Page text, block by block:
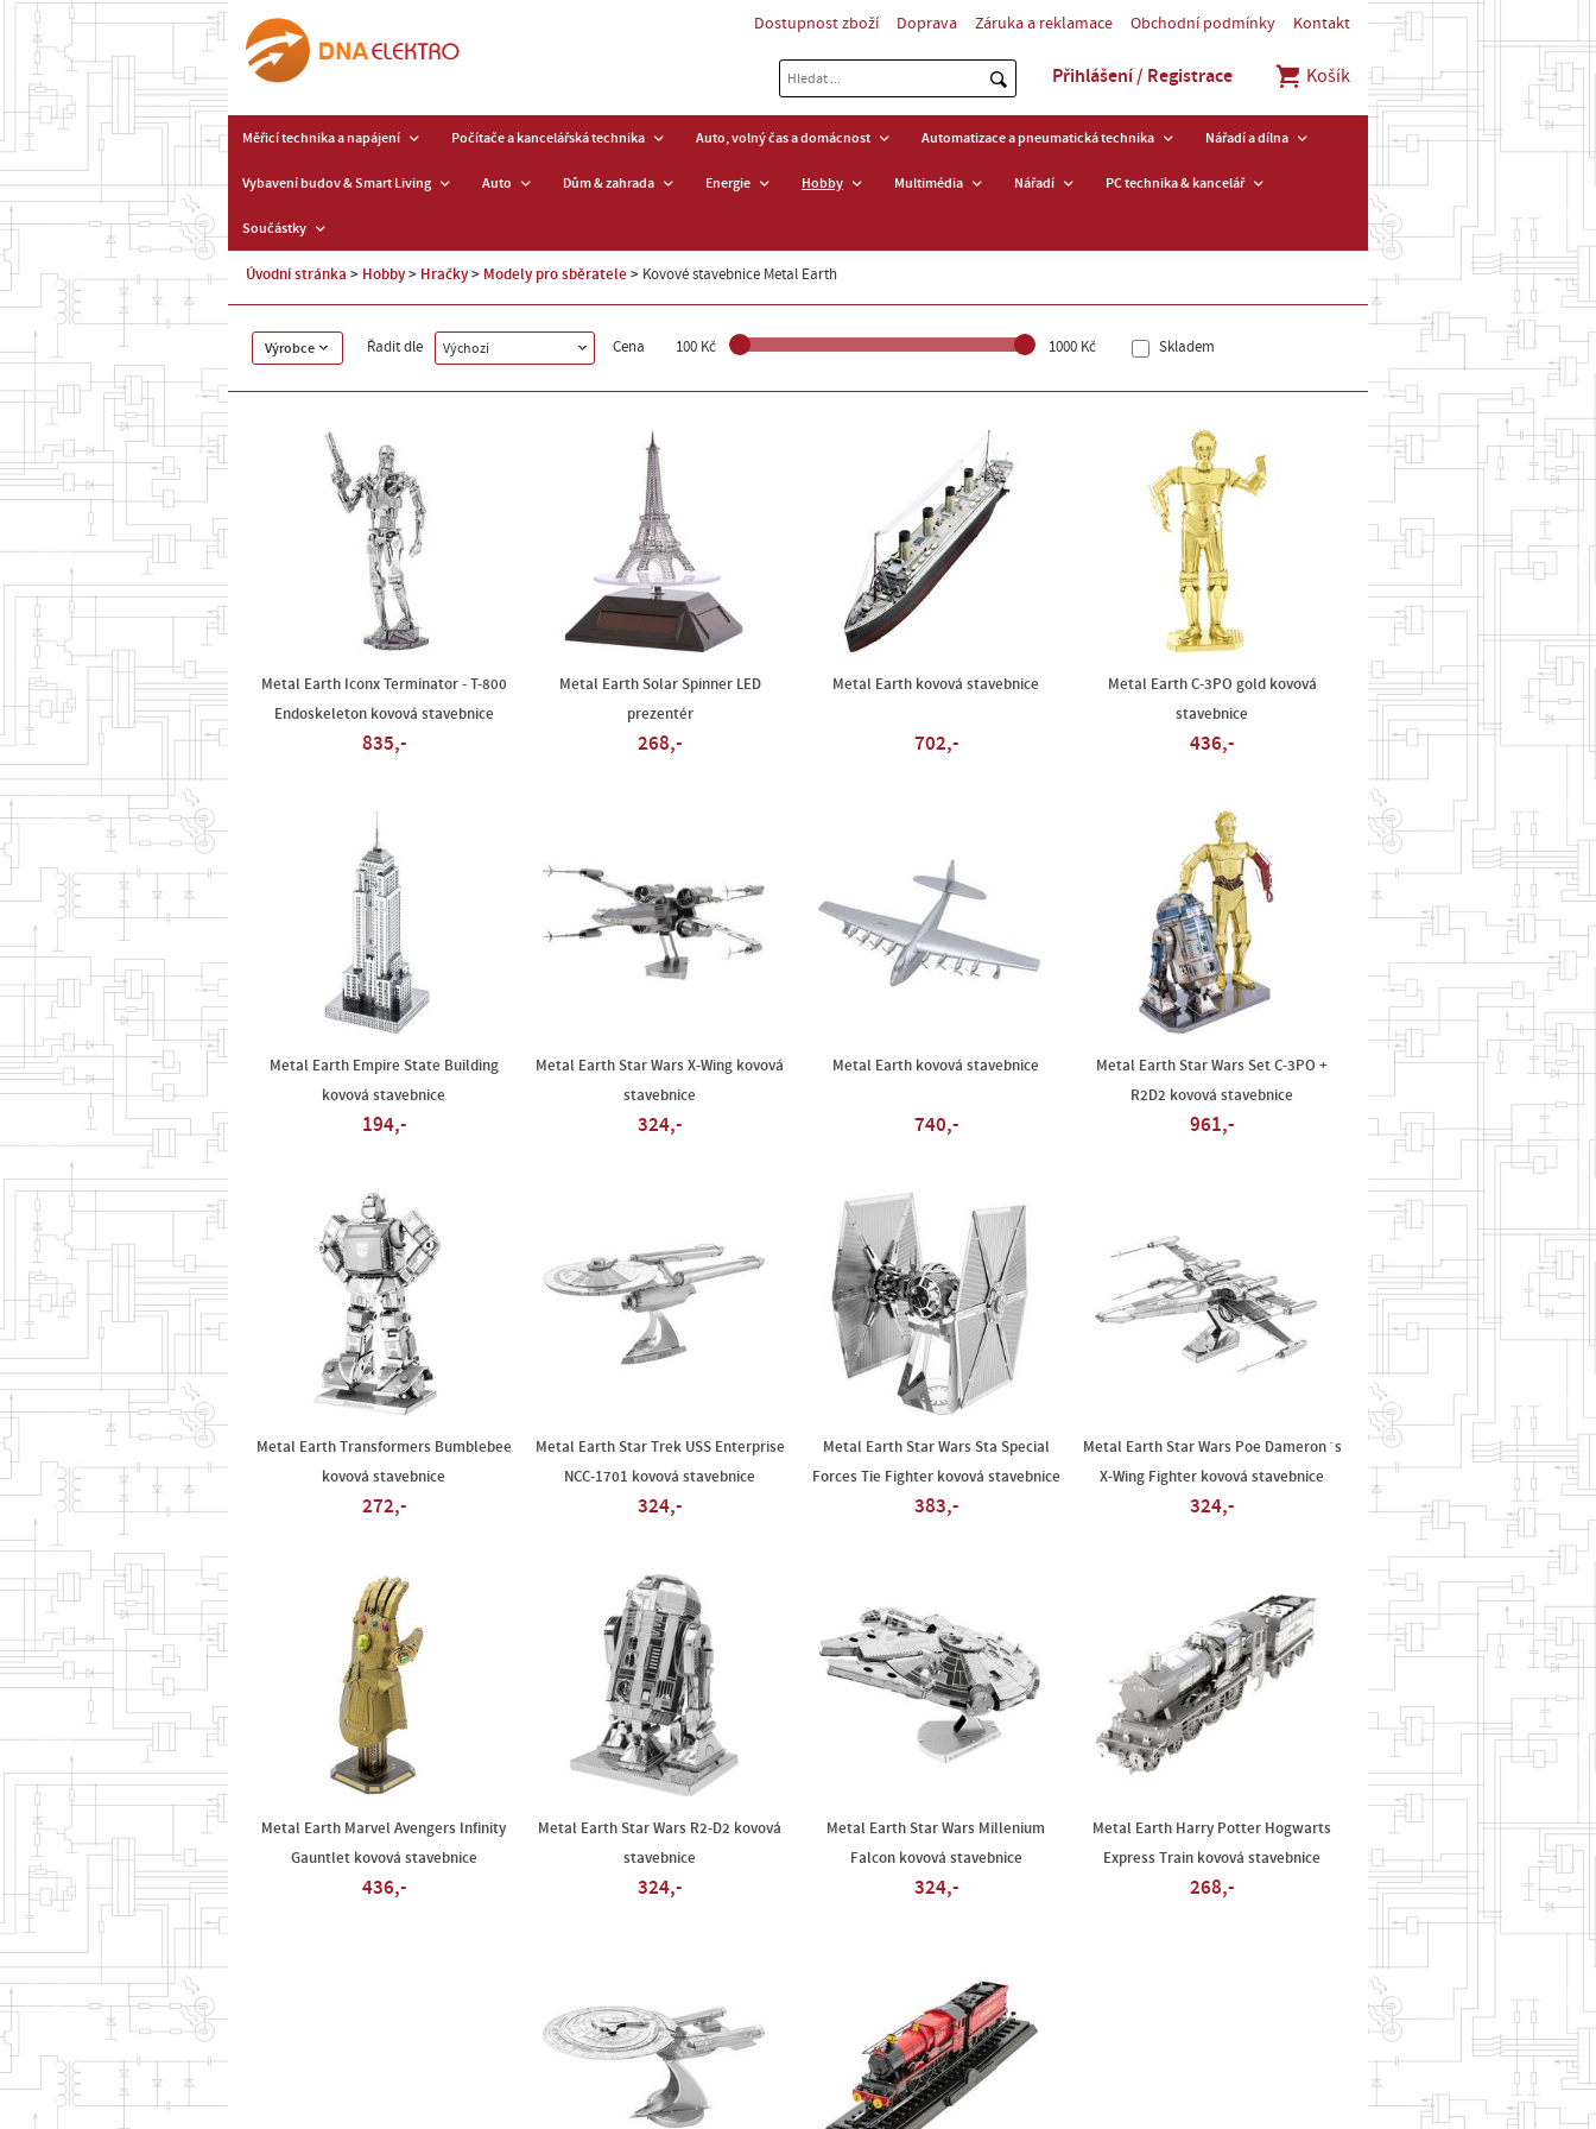
Dostupnost zboží Doprava Záruka a reklamace Obchodní podmínky Kontakt
Přihlášení / Registrace Košík
Měřicí technika a napájení Počítače a kancelářská technika Auto, volný čas a domácnost Automatizace a pneumatická technika Nářadí a dílna
Vybavení budov & Smart Living Auto Dům & zahrada Energie Hobby Multimédia Nářadí PC technika & kancelář
Součástky
Úvodní stránka Hobby Hračky Modely pro sběratele Kovové stavebnice Metal Earth
Výrobce Řadit dle Výchozí Cena 100 Kč 1000 Kč Skladem
Metal Earth Iconx Terminator - T-800
Endoskeleton kovová stavebnice
835,-
Metal Earth Solar Spinner LED
prezentér
268,-
Metal Earth kovová stavebnice
702,-
Metal Earth C-3PO gold kovová
stavebnice
436,-
Metal Earth Empire State Building
kovová stavebnice
194,-
Metal Earth Star Wars X-Wing kovová
stavebnice
324,-
Metal Earth kovová stavebnice
740,-
Metal Earth Star Wars Set C-3PO +
R2D2 kovová stavebnice
961,-
Metal Earth Transformers Bumblebee
kovová stavebnice
272,-
Metal Earth Star Trek USS Enterprise
NCC-1701 kovová stavebnice
324,-
Metal Earth Star Wars Sta Special
Forces Tie Fighter kovová stavebnice
383,-
Metal Earth Star Wars Poe Dameron´s
X-Wing Fighter kovová stavebnice
324,-
Metal Earth Marvel Avengers Infinity
Gauntlet kovová stavebnice
436,-
Metal Earth Star Wars R2-D2 kovová
stavebnice
324,-
Metal Earth Star Wars Millenium
Falcon kovová stavebnice
324,-
Metal Earth Harry Potter Hogwarts
Express Train kovová stavebnice
268,-